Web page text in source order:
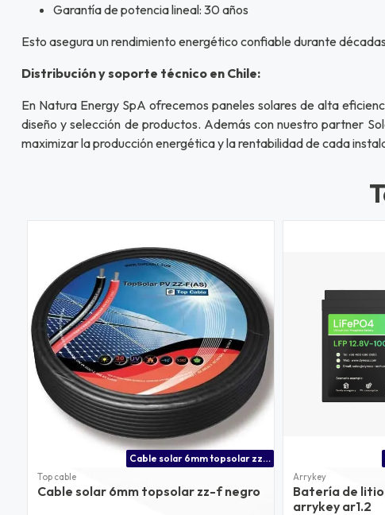
Garantía de potencia lineal: 30 años
Esto asegura un rendimiento energético confiable durante
Distribución y soporte técnico en Chile:
En Natura Energy SpA ofrecemos paneles solares de alta
diseño y selección de productos. Además con nuestro partner
maximizar la producción energética y la rentabilidad de cada
Cable solar 6mm topsolar zz-f negro
Top cable
Cable solar 6mm topsolar zz-f negro
Arrykey
Batería de litio
arrykey ar1.2